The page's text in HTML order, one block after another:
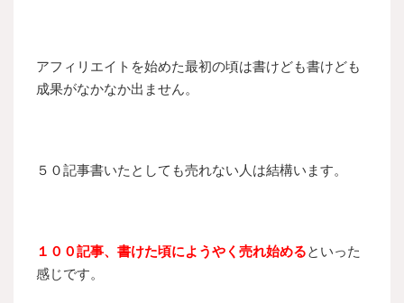
アフィリエイトを始めた最初の頃は書けども書けども
成果がなかなか出ません。
５０記事書いたとしても売れない人は結構います。
１００記事、書けた頃にようやく売れ始めるといった
感じです。